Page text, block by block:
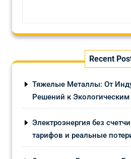
Recent
Тяжелые Металлы: От
Решений к
Электроэнергия без
тарифов и реальные